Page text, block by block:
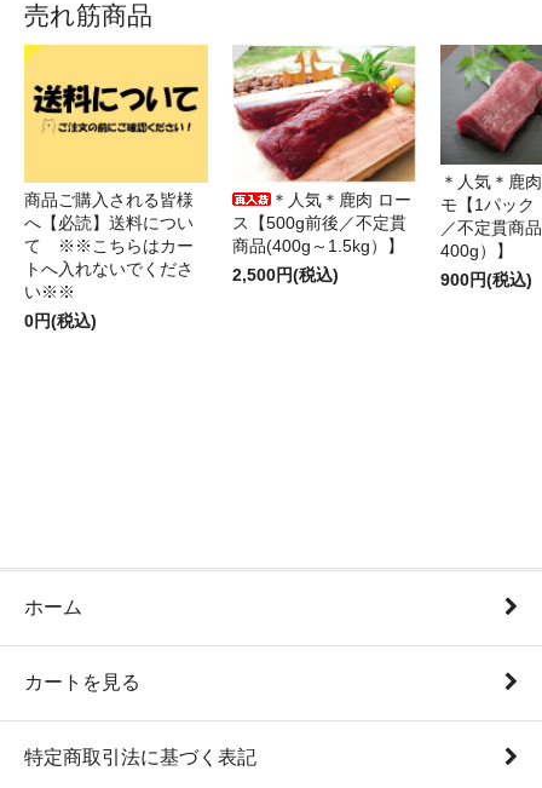
売れ筋商品
商品ご購入される皆様
へ【必読】送料につい
て ※※こちらはカー
トへ入れないでくださ
い※※
0円(税込)
＊人気＊鹿肉 ロー
ス【500g前後／不定貫
商品(400g～1.5kg）】
2,500円(税込)
＊人気＊鹿
モ【1パック
／不定貫商
400g）】
900円(税込)
ホーム
カートを見る
特定商取引法に基づく表記